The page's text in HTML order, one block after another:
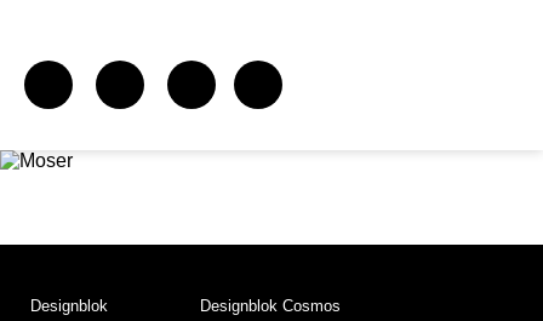
Designblok
Designblok Cosmos